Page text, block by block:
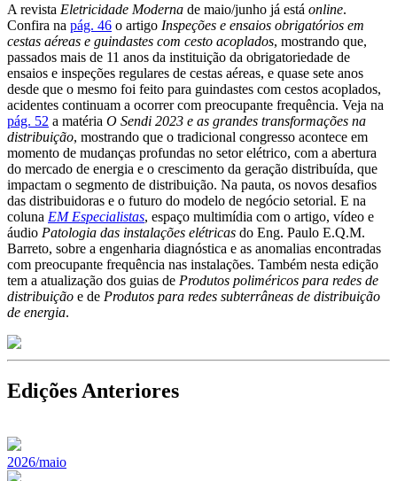
A revista Eletricidade Moderna de maio/junho já está online.
Confira na pág. 46 o artigo Inspeções e ensaios obrigatórios em
cestas aéreas e guindastes com cesto acoplados, mostrando que,
passados mais de 11 anos da instituição da obrigatoriedade de
ensaios e inspeções regulares de cestas aéreas, e quase sete anos
desde que o mesmo foi feito para guindastes com cestos acoplados,
acidentes continuam a ocorrer com preocupante frequência. Veja na
pág. 52 a matéria O Sendi 2023 e as grandes transformações na
distribuição, mostrando que o tradicional congresso acontece em
momento de mudanças profundas no setor elétrico, com a abertura
do mercado de energia e o crescimento da geração distribuída, que
impactam o segmento de distribuição. Na pauta, os novos desafios
das distribuidoras e o futuro do modelo de negócio setorial. E na
coluna EM Especialistas, espaço multimídia com o artigo, vídeo e
áudio Patologia das instalações elétricas do Eng. Paulo E.Q.M.
Barreto, sobre a engenharia diagnóstica e as anomalias encontradas
com preocupante frequência nas instalações. Também nesta edição
tem a atualização dos guias de Produtos poliméricos para redes de
distribuição e de Produtos para redes subterrâneas de distribuição
de energia.
Edições Anteriores
2026/maio